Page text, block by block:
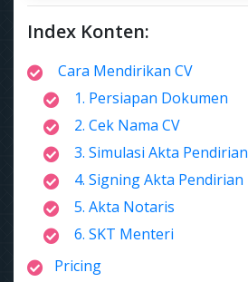
Index Konten:
Cara Mendirikan CV
1. Persiapan Dokumen
2. Cek Nama CV
3. Simulasi Akta Pendirian
4. Signing Akta Pendirian
5. Akta Notaris
6. SKT Menteri
Pricing